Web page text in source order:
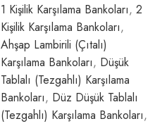
1 Kişilik Karşılama Bankoları, 2
Kişilik Karşılama Bankoları,
Ahşap Lambirili (Çıtalı)
Karşılama Bankoları, Düşük
Tablalı (Tezgahlı) Karşılama
Bankoları, Düz Düşük Tablalı
(Tezgahlı) Karşılama Bankoları,